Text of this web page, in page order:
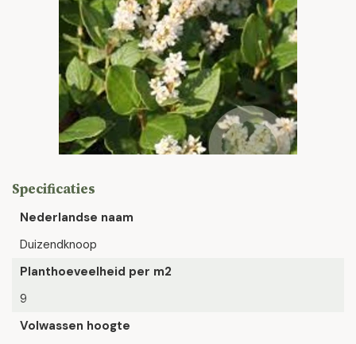
Specificaties
Nederlandse naam
Duizendknoop
Planthoeveelheid per m2
9
Volwassen hoogte